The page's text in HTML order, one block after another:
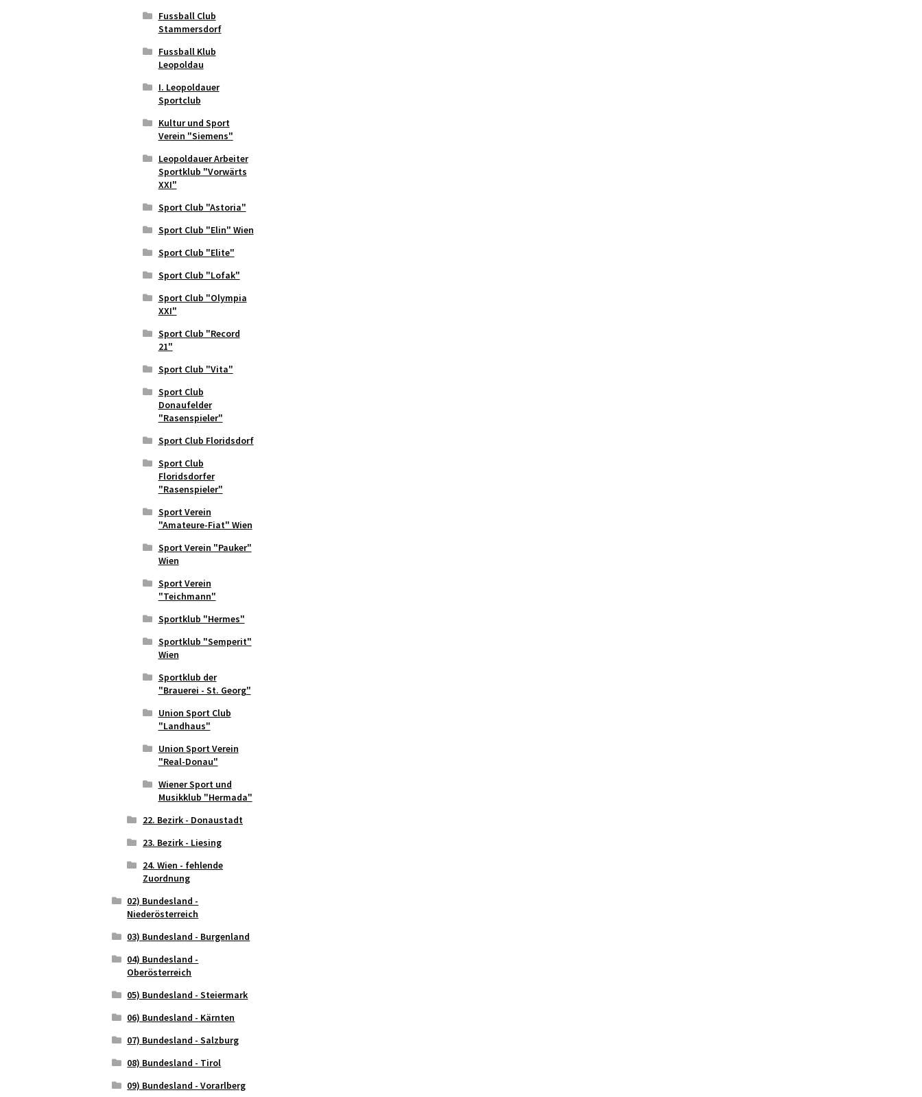
Fussball Club
Stammersdorf
Fussball Klub
Leopoldau
I. Leopoldauer
Sportclub
Kultur und Sport
Verein "Siemens"
Leopoldauer Arbeiter
Sportklub "Vorwärts
XXI"
Sport Club "Astoria"
Sport Club "Elin" Wien
Sport Club "Elite"
Sport Club "Lofak"
Sport Club "Olympia
XXI"
Sport Club "Record
21"
Sport Club "Vita"
Sport Club
Donaufelder
"Rasenspieler"
Sport Club Floridsdorf
Sport Club
Floridsdorfer
"Rasenspieler"
Sport Verein
"Amateure-Fiat" Wien
Sport Verein "Pauker"
Wien
Sport Verein
"Teichmann"
Sportklub "Hermes"
Sportklub "Semperit"
Wien
Sportklub der
"Brauerei - St. Georg"
Union Sport Club
"Landhaus"
Union Sport Verein
"Real-Donau"
Wiener Sport und
Musikklub "Hermada"
22. Bezirk - Donaustadt
23. Bezirk - Liesing
24. Wien - fehlende
Zuordnung
02) Bundesland -
Niederösterreich
03) Bundesland - Burgenland
04) Bundesland -
Oberösterreich
05) Bundesland - Steiermark
06) Bundesland - Kärnten
07) Bundesland - Salzburg
08) Bundesland - Tirol
09) Bundesland - Vorarlberg